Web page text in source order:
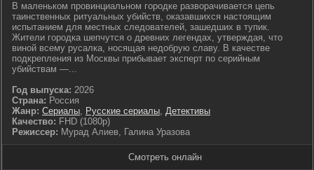
В маленьком провинциальном городке разворачивается цепь
таинственных ритуальных убийств, оказавшихся настоящим
испытанием для местных следователей, зашедших в тупик.
Жители городка шепчутся о древних легендах, утверждая, что
виной всему русалка, носящая недобрую славу. В качестве
подкрепления из Москвы прибывает эксперт по серийным
убийствам —...
Год выпуска: 2026
Страна: Россия
Жанр: Сериалы, Русские сериалы, Детективы
Качество: FHD (1080p)
Режиссер: Мурад Алиев, Галина Уразова
Смотреть онлайн